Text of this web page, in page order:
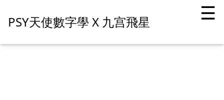
☰
PSY天使數字學 X 九宫飛星